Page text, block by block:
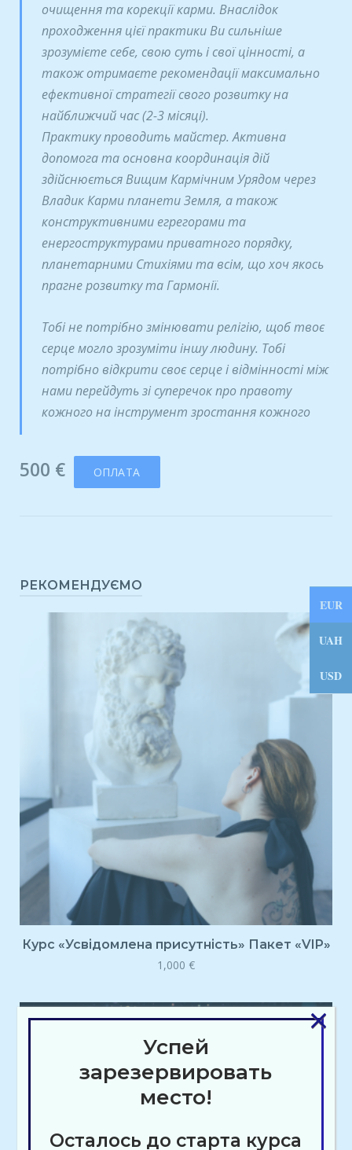
очищення та корекції карми. Внаслідок
проходження цієї практики Ви сильніше
зрозумієте себе, свою суть і свої цінності, а
також отримаєте рекомендації максимально
ефективної стратегії свого розвитку на
найближчий час (2-3 місяці).
Практику проводить майстер. Активна
допомога та основна координація дій
здійснюється Вищим Кармічним Урядом через
Владик Карми планети Земля, а також
конструктивними егрегорами та
енергоструктурами приватного порядку,
планетарними Стихіями та всім, що хоч якось
прагне розвитку та Гармонії.
Тобі не потрібно змінювати релігію, щоб твоє
серце могло зрозуміти іншу людину. Тобі
потрібно відкрити своє серце і відмінності між
нами перейдуть зі суперечок про правоту
кожного на інструмент зростання кожного
500 € ОПЛАТА
РЕКОМЕНДУЄМО
Курс «Усвідомлена присутність» Пакет «VIP»
1,000 €
EUR
UAH
USD
Успей
зарезервировать
место!
Осталось до старта курса
×